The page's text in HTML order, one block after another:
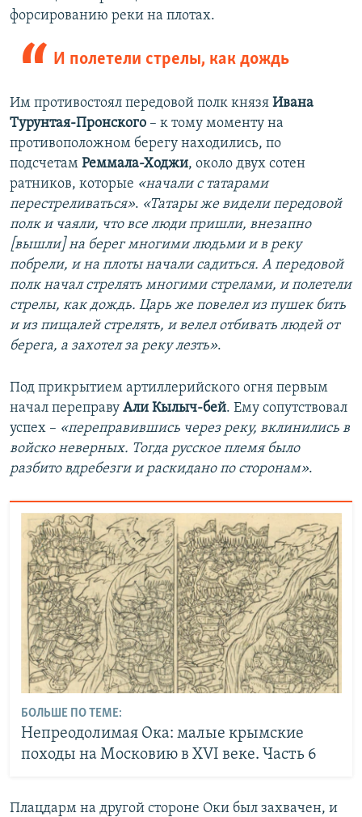
форсированию реки на плотах.
И полетели стрелы, как дождь
Им противостоял передовой полк князя Ивана
Турунтая-Пронского – к тому моменту на
противоположном берегу находились, по
подсчетам Реммала-Ходжи, около двух сотен
ратников, которые «начали с татарами
перестреливаться». «Татары же видели передовой
полк и чаяли, что все люди пришли, внезапно
[вышли] на берег многими людьми и в реку
побрели, и на плоты начали садиться. А передовой
полк начал стрелять многими стрелами, и полетели
стрелы, как дождь. Царь же повелел из пушек бить
и из пищалей стрелять, и велел отбивать людей от
берега, а захотел за реку лезть».
Под прикрытием артиллерийского огня первым
начал переправу Али Кылыч-бей. Ему сопутствовал
успех – «переправившись через реку, вклинились в
войско неверных. Тогда русское племя было
разбито вдребезги и раскидано по сторонам».
БОЛЬШЕ ПО ТЕМЕ:
Непреодолимая Ока: малые крымские
походы на Московию в XVI веке. Часть 6
Плацдарм на другой стороне Оки был захвачен, и